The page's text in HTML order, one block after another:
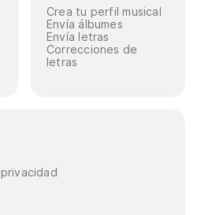
Crea tu perfil musical
Envía álbumes
Envía letras
Correcciones de
letras